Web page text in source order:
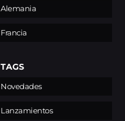
Alemania
Francia
TAGS
Novedades
Lanzamientos